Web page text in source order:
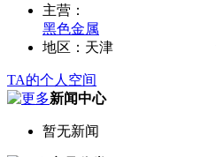
主营：
黑色金属
地区： 天津
TA的个人空间
新闻中心
暂无新闻